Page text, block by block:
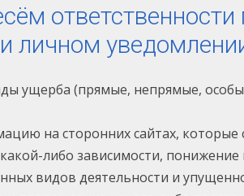
личном
ущерба (прямые, непрямые,
на сторонних сайтах, которые
либо зависимости,
видов деятельности и